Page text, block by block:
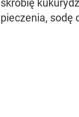
skrobię
pieczenia, sodę